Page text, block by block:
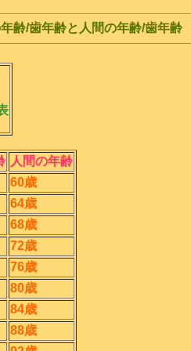
齢/歯年齢と人間の年齢/歯年
人間の年齢
60歳
64歳
68歳
72歳
76歳
80歳
84歳
88歳